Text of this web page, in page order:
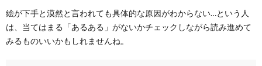
絵が下手と漠然と言われても具体的な原因がわからない…という人
は、当てはまる「あるある」がないかチェックしながら読み進めて
みるものいいかもしれませんね。